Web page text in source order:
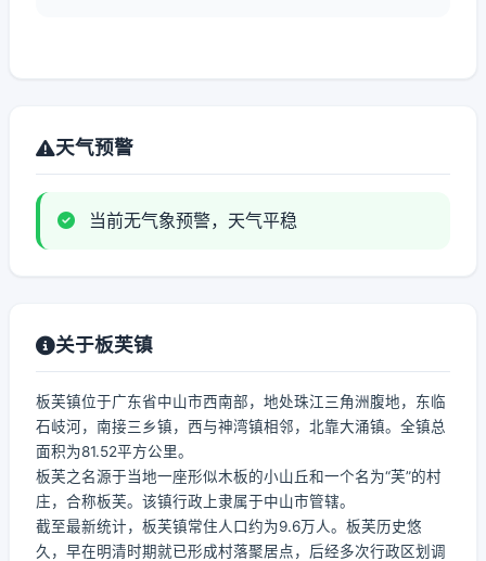
天气预警
当前无气象预警，天气平稳
关于板芙镇
板芙镇位于广东省中山市西南部，地处珠江三角洲腹地，东临
石岐河，南接三乡镇，西与神湾镇相邻，北靠大涌镇。全镇总
面积为81.52平方公里。
板芙之名源于当地一座形似木板的小山丘和一个名为“芙”的村
庄，合称板芙。该镇行政上隶属于中山市管辖。
截至最新统计，板芙镇常住人口约为9.6万人。板芙历史悠
久，早在明清时期就已形成村落聚居点，后经多次行政区划调